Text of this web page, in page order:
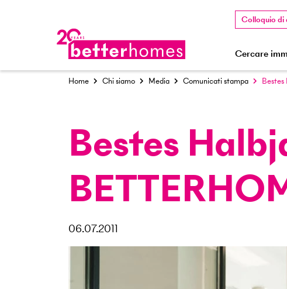
Colloquio di
Cercare
Home Chi siamo Media Comunicati stampa
Bestes
06.07.2011